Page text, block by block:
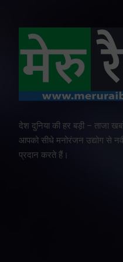
देश दुनिया की हर बड़ी – ताजा
आपको सीधे मनोरंजन उद्योग से
प्रदान करते हैं।